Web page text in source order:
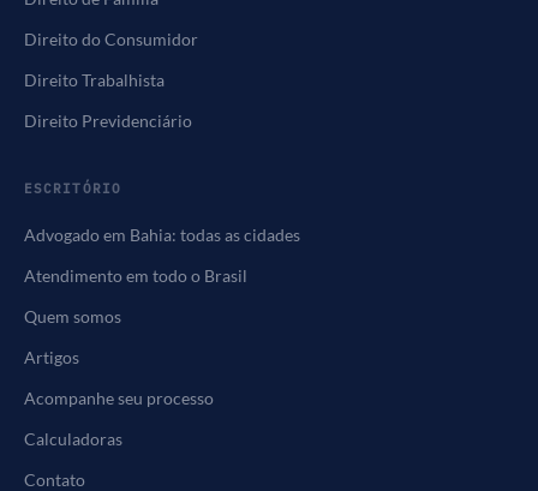
Direito do Consumidor
Direito Trabalhista
Direito Previdenciário
ESCRITÓRIO
Advogado em Bahia: todas as cidades
Atendimento em todo o Brasil
Quem somos
Artigos
Acompanhe seu processo
Calculadoras
Contato